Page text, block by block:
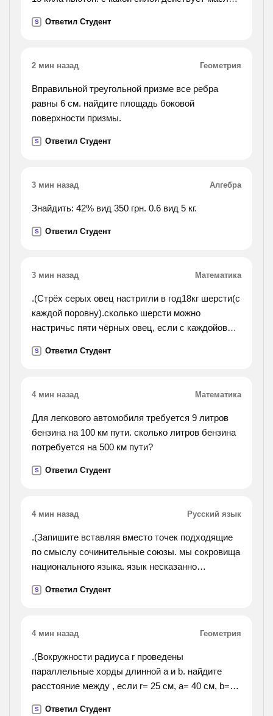
сантиметра в квадрате?).
S Ответил Студент
2 мин назад Геометрия
Вправильной треугольной призме все ребра
равны 6 см. найдите площадь боковой
поверхности призмы.
S Ответил Студент
3 мин назад Алгебра
Знайдить: 42% вид 350 грн. 0.6 вид 5 кг.
S Ответил Студент
3 мин назад Математика
.(Стрёх серых овец настригли в год18кг шерсти(с
каждой поровну).сколько шерсти можно
настричьс пяти чёрных овец, если с каждойовцы
S Ответил Студент
4 мин назад Математика
Для легкового автомобиля требуется 9 литров
бензина на 100 км пути. сколько литров бензина
потребуется на 500 км пути?
S Ответил Студент
4 мин назад Русский язык
.(Запишите вставляя вместо точек подходящие
по смыслу сочинительные союзы. мы сокровища
национального языка. язык несказанно
мудрость в свою очередь обогащали его.).
S Ответил Студент
4 мин назад Геометрия
.(Вокружности радиуса r проведены
параллельные хорды длинной a и b. найдите
расстояние между , если r= 25 см, a= 40 см, b=48
S Ответил Студент